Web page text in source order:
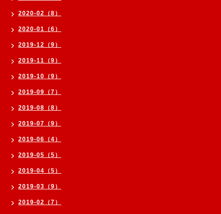
2020-02（8）
2020-01（6）
2019-12（9）
2019-11（9）
2019-10（9）
2019-09（7）
2019-08（8）
2019-07（9）
2019-06（4）
2019-05（5）
2019-04（5）
2019-03（9）
2019-02（7）